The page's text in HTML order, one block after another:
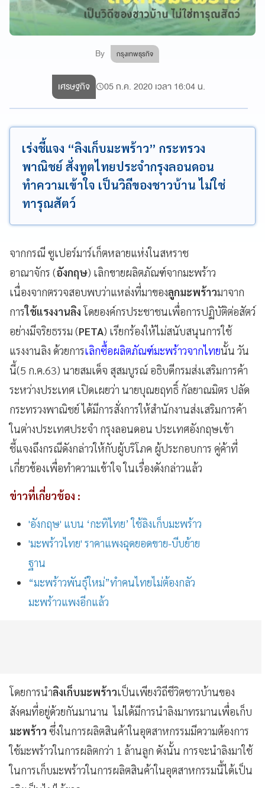
By กรุงเทพธุรกิจ
เศรษฐกิจ 05 ก.ค. 2020 เวลา 16:04 น.
เร่งชี้แจง “ลิงเก็บมะพร้าว” กระทรวง
พาณิชย์ สั่งทูตไทยประจำกรุงลอนดอน
ทำความเข้าใจ เป็นวิถีของชาวบ้าน ไม่ใช่
ทารุณสัตว์
จากกรณี ซูเปอร์มาร์เก็ตหลายแห่งในสหราช
อาณาจักร (อังกฤษ) เลิกขายผลิตภัณฑ์จากมะพร้าว
เนื่องจากตรวจสอบพบว่าแหล่งที่มาของลูกมะพร้าวมาจาก
การใช้แรงงานลิงโดยองค์กรประชาชนเพื่อการปฏิบัติต่อสัตว์
อย่างมีจริยธรรม (PETA) เรียกร้องให้ไม่สนับสนุนการใช้
แรงงานลิง ด้วยการเลิกซื้อผลิตภัณฑ์มะพร้าวจากไทยนั้น วัน
นี้(5 ก.ค.63) นายสมเด็จ สุสมบูรณ์ อธิบดีกรมส่งเสริมการค้า
ระหว่างประเทศ เปิดเผยว่า นายบุณยฤทธิ์ กัลยาณมิตร ปลัด
กระทรวงพาณิชย์ ได้มีการสั่งการให้สำนักงานส่งเสริมการค้า
ในต่างประเทศประจำ กรุงลอนดอน ประเทศอังกฤษเข้า
ชี้แจงถึงกรณีดังกล่าวให้กับผู้บริโภค ผู้ประกอบการ คู่ค้าที่
เกี่ยวข้องเพื่อทำความเข้าใจ ในเรื่องดังกล่าวแล้ว
ข่าวที่เกี่ยวข้อง :
'อังกฤษ' แบน ‘กะทิไทย’ ใช้ลิงเก็บมะพร้าว
'มะพร้าวไทย' ราคาแพงฉุดยอดขาย-บีบย้าย
ฐาน
“มะพร้าวพันธุ์ใหม่”ทำคนไทยไม่ต้องกลัว
มะพร้าวแพงอีกแล้ว
โดยการนำลิงเก็บมะพร้าวเป็นเพียงวิถีชีวิตชาวบ้านของ
สังคมที่อยู่ด้วยกันมานาน ไม่ได้มีการนำลิงมาทรมานเพื่อเก็บ
มะพร้าว ซึ่งในการผลิตสินค้าในอุตสาหกรรมมีความต้องการ
ใช้มะพร้าวในการผลิตกว่า 1 ล้านลูก ดังนั้น การจะนำลิงมาใช้
ในการเก็บมะพร้าวในการผลิตสินค้าในอุตสาหกรรมนี้ได้เป็น